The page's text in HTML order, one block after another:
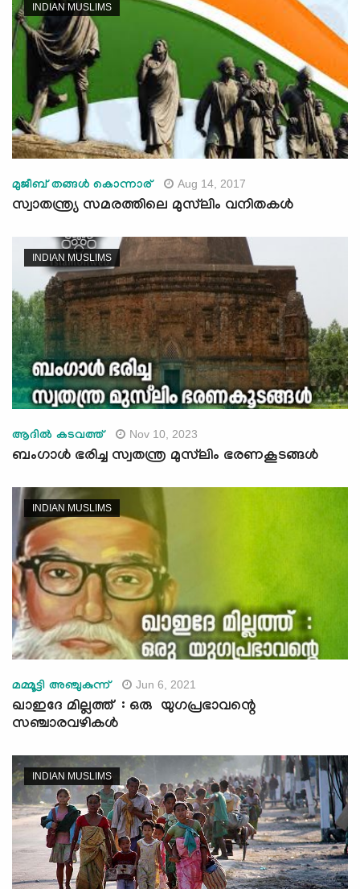
INDIAN MUSLIMS
മുജീബ് തങ്ങള്‍ കൊന്നാര് Aug 14, 2017
സ്വാതന്ത്ര്യ സമരത്തിലെ മുസ്‌ലിം വനിതകള്‍
INDIAN MUSLIMS
ആദില്‍ കടവത്ത് Nov 10, 2023
ബംഗാള്‍ ഭരിച്ച സ്വതന്ത്ര മുസ്‍ലിം ഭരണകൂടങ്ങള്‍
INDIAN MUSLIMS
മമ്മൂട്ടി അഞ്ചുകുന്ന് Jun 6, 2021
ഖാഇദേ മില്ലത്ത് : ഒരു യുഗപ്രഭാവന്റെ
സഞ്ചാരവഴികൾ
INDIAN MUSLIMS